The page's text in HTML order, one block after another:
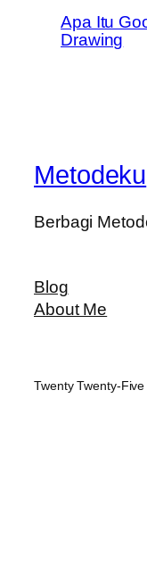
Apa Itu
Drawing
Metodeku
Berbagi
Blog
About Me
Twenty Twenty-Five